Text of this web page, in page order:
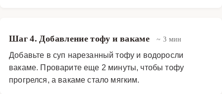
Шаг 4. Добавление тофу и вакаме ~ 3 мин
Добавьте в суп нарезанный тофу и водоросли
вакаме. Проварите еще 2 минуты, чтобы тофу
прогрелся, а вакаме стало мягким.